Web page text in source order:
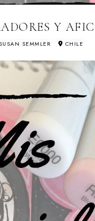
Y
SEMMLER CHILE